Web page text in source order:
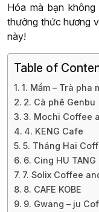
Hóa mà bạn
thưởng thức hương
này!
Table of
1. Mầm – Trà pha
2. Cà phê Genbu
3. Mochi Coffee
4. KENG Cafe
5. Tháng Hai
6. Cing HU TANG
7. Solix Coffee
8. CAFE KOBE
9. Gwang – ju